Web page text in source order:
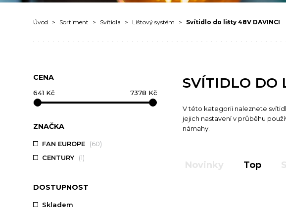
Úvod Sortiment Svítidla Lištový systém Svítidlo do lišty 48V DAVINCI
SVÍTIDLO DO
V této kategorii naleznete
jejich nastavení v průběhu
námahy.
Novinky Top
CENA
ZNAČKA
FAN EUROPE
(60)
CENTURY
(1)
DOSTUPNOST
Skladem